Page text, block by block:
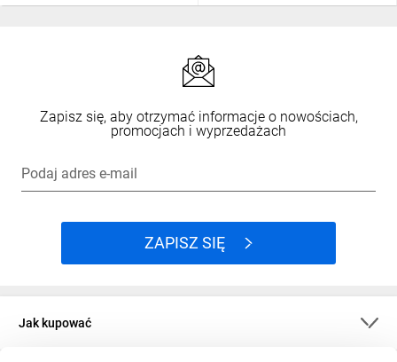
Zapisz się, aby otrzymać informacje o nowościach,
promocjach i wyprzedażach
Podaj adres e-mail
ZAPISZ SIĘ
Jak kupować